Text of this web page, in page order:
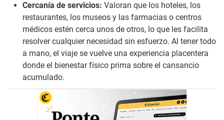
Cercanía de servicios: Valoran que los hoteles, los
restaurantes, los museos y las farmacias o centros
médicos estén cerca unos de otros, lo que les facilita
resolver cualquier necesidad sin esfuerzo. Al tener todo
a mano, el viaje se vuelve una experiencia placentera
donde el bienestar físico prima sobre el cansancio
acumulado.